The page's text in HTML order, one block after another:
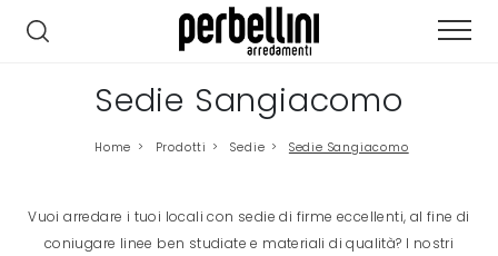
Sedie Sangiacomo
Home > Prodotti > Sedie > Sedie Sangiacomo
Vuoi arredare i tuoi locali con sedie di firme eccellenti, al fine di
coniugare linee ben studiate e materiali di qualità? I nostri